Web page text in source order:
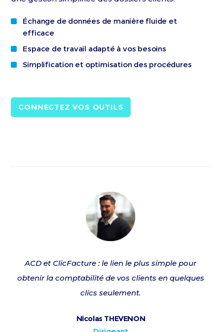
Échange de données de manière fluide et
efficace
Espace de travail adapté à vos besoins
Simplification et optimisation des procédures
CONNECTEZ VOS OUTILS
ACD et ClicFacture : le lien le plus simple pour
obtenir la comptabilité de vos clients en quelques
clics seulement.
Nicolas THEVENON